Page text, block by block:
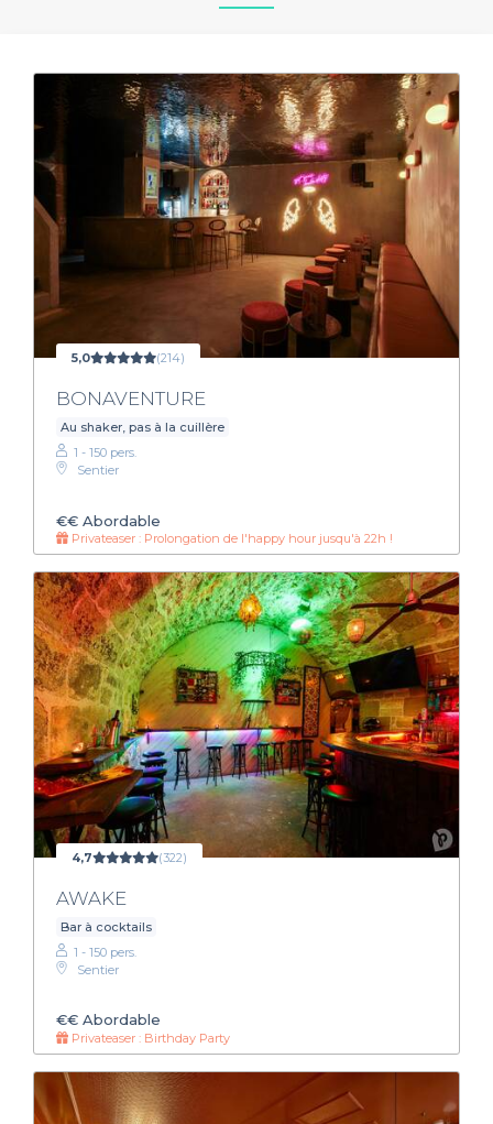
5,0 (214)
BONAVENTURE
Au shaker, pas à la cuillère
1 - 150 pers.
Sentier
€€ Abordable
Privateaser : Prolongation de l'happy hour jusqu'à 22h !
4,7 (322)
AWAKE
Bar à cocktails
1 - 150 pers.
Sentier
€€ Abordable
Privateaser : Birthday Party